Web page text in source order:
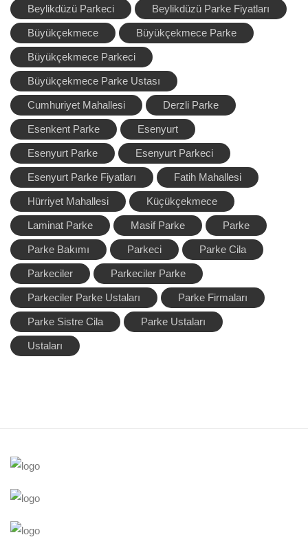
Beylikdüzü Parkeci Beylikdüzü Parke Fiyatları
Büyükçekmece Büyükçekmece Parke
Büyükçekmece Parkeci
Büyükçekmece Parke Ustası
Cumhuriyet Mahallesi Derzli Parke
Esenkent Parke Esenyurt
Esenyurt Parke Esenyurt Parkeci
Esenyurt Parke Fiyatları Fatih Mahallesi
Hürriyet Mahallesi Küçükçekmece
Laminat Parke Masif Parke Parke
Parke Bakımı Parkeci Parke Cila
Parkeciler Parkeciler Parke
Parkeciler Parke Ustaları Parke Firmaları
Parke Sistre Cila Parke Ustaları
Ustaları